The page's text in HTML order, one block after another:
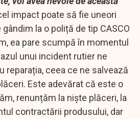
impact poate să fie uneori
la o poliță de tip CASCO
ea pare scumpă în momentul
unui incident rutier ne
reparația, ceea ce ne salvează
Este adevărat că este o
renunțăm la niște plăceri, la
contractării produsului, dar